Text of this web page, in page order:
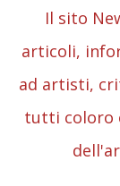
Il sito
articoli,
ad artisti,
tutti coloro